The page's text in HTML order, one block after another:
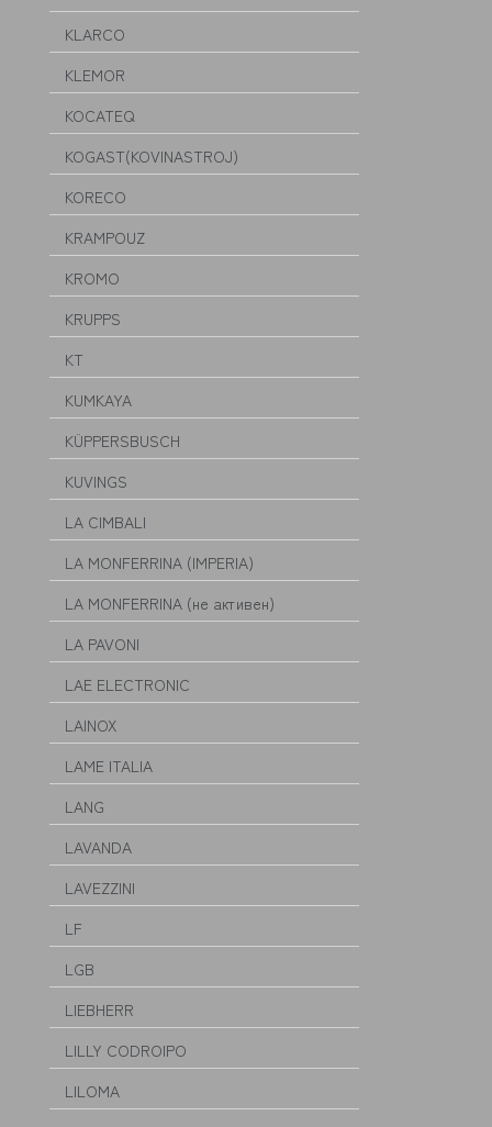
KLARCO
KLEMOR
KOCATEQ
KOGAST(KOVINASTROJ)
KORECO
KRAMPOUZ
KROMO
KRUPPS
KT
KUMKAYA
KÜPPERSBUSCH
KUVINGS
LA CIMBALI
LA MONFERRINA (IMPERIA)
LA MONFERRINA (не активен)
LA PAVONI
LAE ELECTRONIC
LAINOX
LAME ITALIA
LANG
LAVANDA
LAVEZZINI
LF
LGB
LIEBHERR
LILLY CODROIPO
LILOMA